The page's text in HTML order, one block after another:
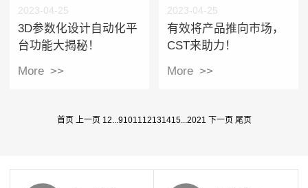
2023-04-25
3D参数化设计自动化平
台功能大揭秘！
More >>
2023-04-25
有效将产品推向市场，
CST来助力！
More >>
首页 上一页 1 2 91011 12131415... 2021 下一页 尾页